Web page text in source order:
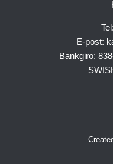
Ljusdals Golfrestaurang
E-post:
Bankgiro: